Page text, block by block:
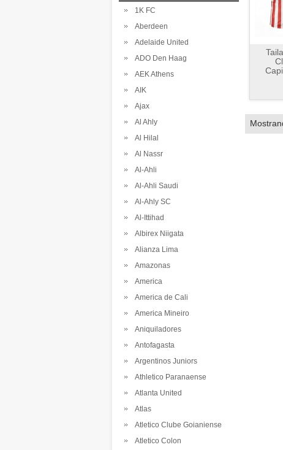
1K FC
Aberdeen
Adelaide United
ADO Den Haag
AEK Athens
AIK
Ajax
Al Ahly
Al Hilal
Al Nassr
Al-Ahli
Al-Ahli Saudi
Al-Ahly SC
Al-Ittihad
Albirex Niigata
Alianza Lima
Amazonas
America
America de Cali
America Mineiro
Aniquiladores
Antofagasta
Argentinos Juniors
Athletico Paranaense
Atlanta United
Atlas
Atletico Clube Goianiense
Atletico Colon